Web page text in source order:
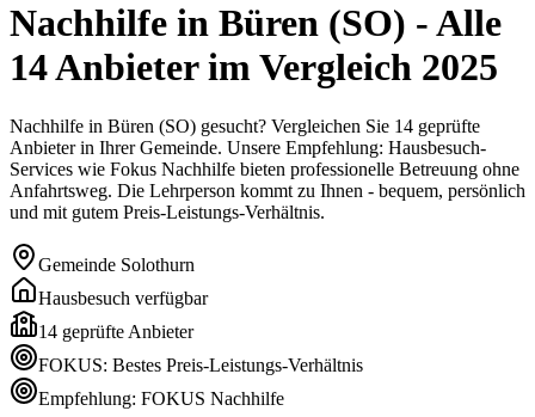
Nachhilfe in Büren (SO) - Alle
14Anbieter im Vergleich 2025
Nachhilfe in Büren (SO) gesucht? Vergleichen Sie 14 geprüfte
Anbieter in Ihrer Gemeinde. Unsere Empfehlung: Hausbesuch-
Services wie Fokus Nachhilfe bieten professionelle Betreuung ohne
Anfahrtsweg. Die Lehrperson kommt zu Ihnen - bequem, persönlich
und mit gutem Preis-Leistungs-Verhältnis.
Gemeinde Solothurn
Hausbesuch verfügbar
14 geprüfte Anbieter
FOKUS: Bestes Preis-Leistungs-Verhältnis
Empfehlung: FOKUS Nachhilfe